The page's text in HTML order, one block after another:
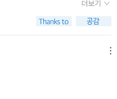
람이 별로 없어서 같은 수준이
차례대로 그들의 사상을 심
한다.결론만 말하자면 내용은
자는 르장드르의 테제에 손을
의 지독하고 험난한 권력에의
더보기